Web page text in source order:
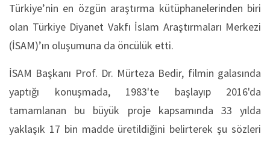
Türkiye’nin en özgün araştırma kütüphanelerinden biri
olan Türkiye Diyanet Vakfı İslam Araştırmaları Merkezi
(İSAM)’ın oluşumuna da öncülük etti.
İSAM Başkanı Prof. Dr. Mürteza Bedir, filmin galasında
yaptığı konuşmada, 1983'te başlayıp 2016'da
tamamlanan bu büyük proje kapsamında 33 yılda
yaklaşık 17 bin madde üretildiğini belirterek şu sözleri